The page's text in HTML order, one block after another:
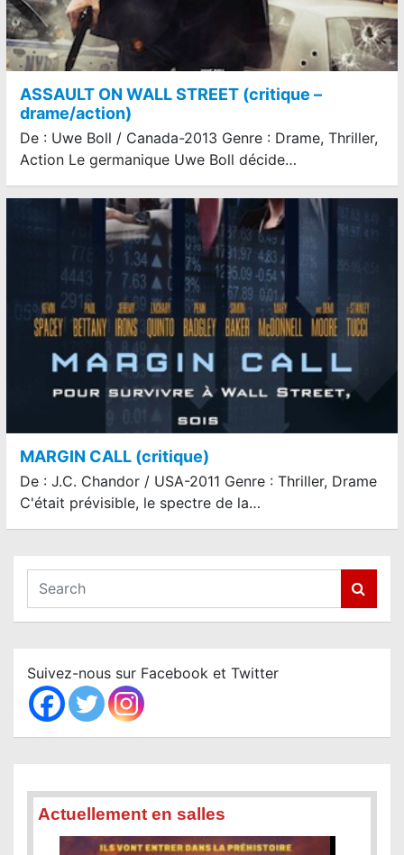
ASSAULT ON WALL STREET (critique –
drame/action)
De : Uwe Boll / Canada-2013 Genre : Drame, Thriller,
Action Le germanique Uwe Boll décide…
MARGIN CALL (critique)
De : J.C. Chandor / USA-2011 Genre : Thriller, Drame
C'était prévisible, le spectre de la…
a
c
h
Suivez-nous sur Facebook et Twitter
Actuellement en salles